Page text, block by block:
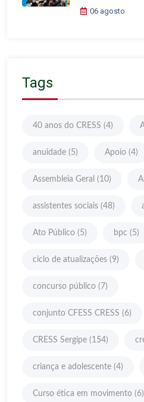
06 agosto
Tags
40 anos do CRESS (4)
anuidade (5) Apoio (4)
Assembleia Geral (10)
assistentes sociais (48)
Ato Público (5) bpc (5)
ciclo de atualizações (9)
concurso público (7)
conjunto CFESS CRESS (6)
CRESS Sergipe (154)
criança e adolescente (4)
Curso ética em movimento (6)